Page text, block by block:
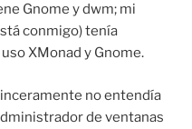
Gnome y dwm; mi
conmigo) tenía
XMonad y Gnome.
no entendía
de ventanas